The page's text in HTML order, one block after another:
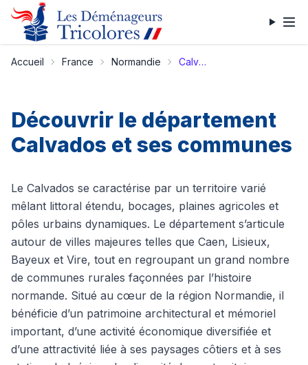
Accueil France Normandie Calvados
Découvrir le département
Calvados et ses communes
Le Calvados se caractérise par un territoire varié
mêlant littoral étendu, bocages, plaines agricoles et
pôles urbains dynamiques. Le département s’articule
autour de villes majeures telles que Caen, Lisieux,
Bayeux et Vire, tout en regroupant un grand nombre
de communes rurales façonnées par l’histoire
normande. Situé au cœur de la région Normandie, il
bénéficie d’un patrimoine architectural et mémoriel
important, d’une activité économique diversifiée et
d’une attractivité liée à ses paysages côtiers et à ses